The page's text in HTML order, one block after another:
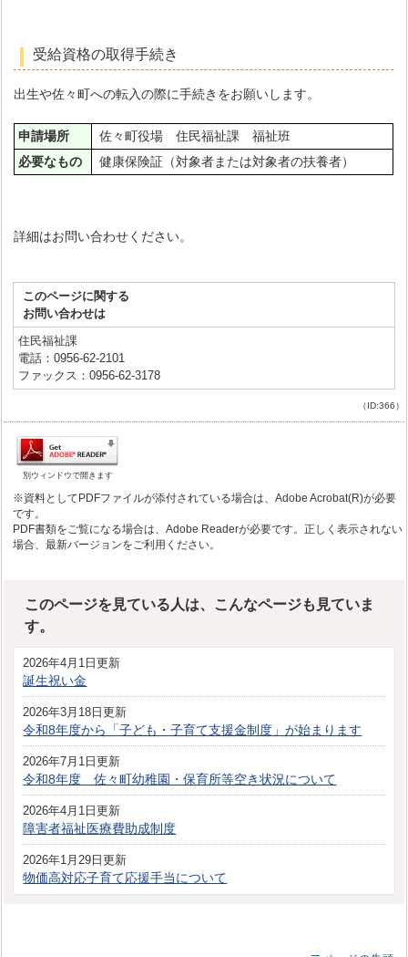
受給資格の取得手続き
出生や佐々町への転入の際に手続きをお願いします。
申請場所
佐々町役場 住民福祉課 福祉班
必要なもの
健康保険証（対象者または対象者の扶養者）
詳細はお問い合わせください。
このページに関する
お問い合わせは
住民福祉課
電話：0956-62-2101
ファックス：0956-62-3178
（ID:366）
別ウィンドウで開きます
※資料としてPDFファイルが添付されている場合は、Adobe Acrobat(R)が必要
です。
PDF書類をご覧になる場合は、Adobe Readerが必要です。正しく表示されない
場合、最新バージョンをご利用ください。
このページを見ている人は、こんなページも見ていま
す。
2026年4月1日更新
誕生祝い金
2026年3月18日更新
令和8年度から「子ども・子育て支援金制度」が始まります
2026年7月1日更新
令和8年度 佐々町幼稚園・保育所等空き状況について
2026年4月1日更新
障害者福祉医療費助成制度
2026年1月29日更新
物価高対応子育て応援手当について